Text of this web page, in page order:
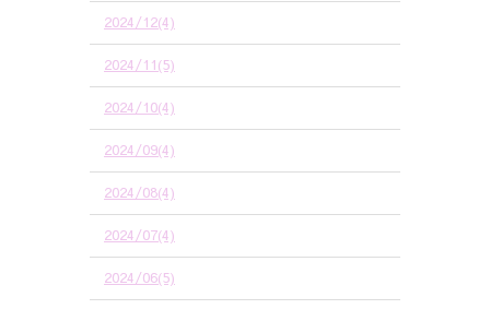
2024/12(4)
2024/11(5)
2024/10(4)
2024/09(4)
2024/08(4)
2024/07(4)
2024/06(5)